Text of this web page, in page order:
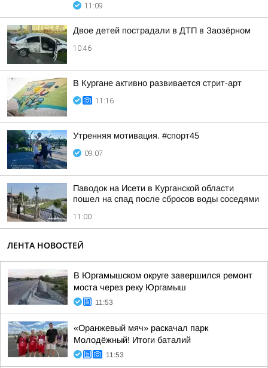
11:09
Двое детей пострадали в ДТП в Заозёрном
10:46
В Кургане активно развивается стрит-арт
11:16
Утренняя мотивация. #спорт45
09:07
Паводок на Исети в Курганской области
пошел на спад после сбросов воды соседями
11:00
ЛЕНТА НОВОСТЕЙ
В Юргамышском округе завершился ремонт
моста через реку Юргамыш
11:53
«Оранжевый мяч» раскачал парк
Молодёжный! Итоги баталий
11:53